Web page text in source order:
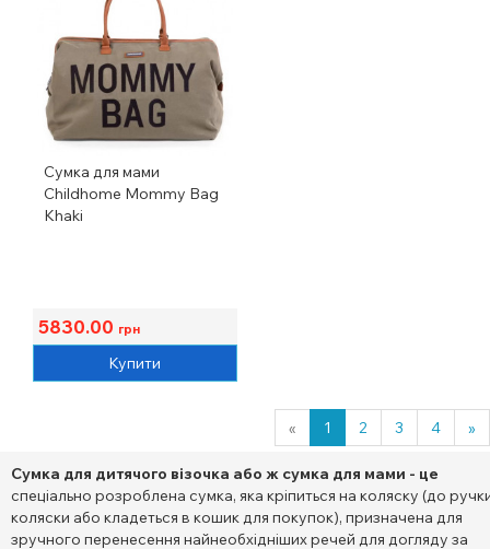
Сумка для мами
Childhome Mommy Bag
Khaki
5830.00 грн
Купити
« 1 2 3 4 »
Сумка для дитячого візочка або ж сумка для мами - це
спеціально розроблена сумка, яка кріпиться на коляску (до
коляски або кладеться в кошик для покупок), призначена для
зручного перенесення найнеобхідніших речей для догляду за